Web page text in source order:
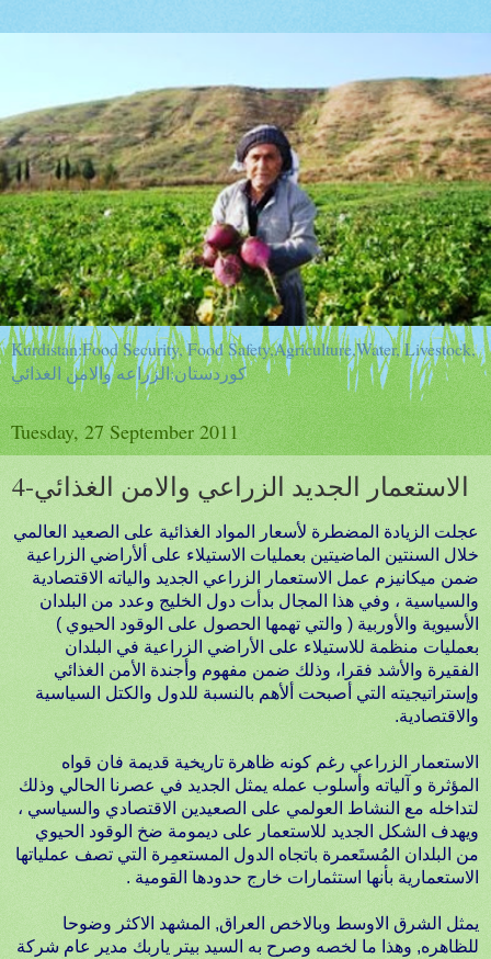
Kurdistan:Food Security, Food Safety,Agriculture,Water, Livestock,
كوردستان:الزراعه والامن الغذائي
Tuesday, 27 September 2011
الاستعمار الجديد الزراعي والامن الغذائي-4
عجلت الزيادة المضطرة لأسعار المواد الغذائية على الصعيد العالمي
خلال السنتين الماضيتين بعمليات الاستيلاء على ألأراضي الزراعية
ضمن ميكانيزم عمل الاستعمار الزراعي الجديد والياته الاقتصادية
والسياسية ، وفي هذا المجال بدأت دول الخليج وعدد من البلدان
الأسيوية والأوربية ( والتي تهمها الحصول على الوقود الحيوي )
بعمليات منظمة للاستيلاء على الأراضي الزراعية في البلدان
الفقيرة والأشد فقرا، وذلك ضمن مفهوم وأجندة الأمن الغذائي
وإستراتيجيته التي أصبحت ألأهم بالنسبة للدول والكتل السياسية
والاقتصادية.
الاستعمار الزراعي رغم كونه ظاهرة تاريخية قديمة فان قواه
المؤثرة و آلياته وأسلوب عمله يمثل الجديد في عصرنا الحالي وذلك
لتداخله مع النشاط العولمي على الصعيدين الاقتصادي والسياسي ،
ويهدف الشكل الجديد للاستعمار على ديمومة ضخ الوقود الحيوي
من البلدان المُستَعمرة باتجاه الدول المستعمِرة التي تصف عملياتها
الاستعمارية بأنها استثمارات خارج حدودها القومية .
يمثل الشرق الاوسط وبالاخص العراق, المشهد الاكثر وضوحا
للظاهره, وهذا ما لخصه وصرح به السيد بيتر ياربك مدير عام شركة